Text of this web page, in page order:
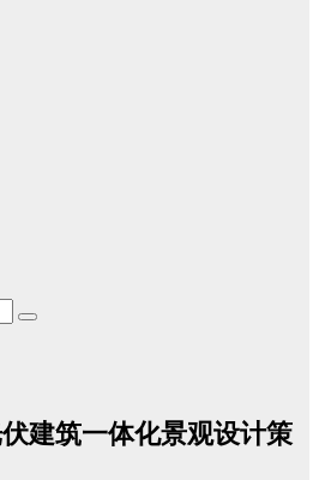
建筑一体化景观设计策